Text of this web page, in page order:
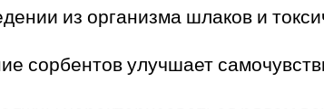
из организма шлаков и
сорбентов улучшает